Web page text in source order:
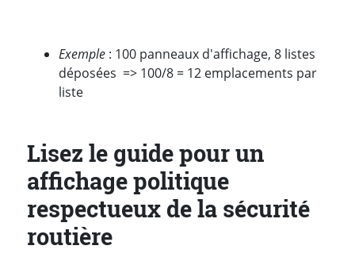
Exemple : 100 panneaux d'affichage, 8 listes
déposées => 100/8 = 12 emplacements par
liste
Lisez le guide pour un
affichage politique
respectueux de la sécurité
routière